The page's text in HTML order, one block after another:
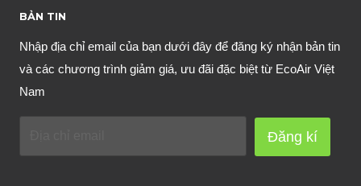
BẢN TIN
Nhập địa chỉ email của bạn dưới đây để đăng ký nhận bản tin
và các chương trình giảm giá, ưu đãi đặc biệt từ EcoAir Việt
Nam
Đăng kí